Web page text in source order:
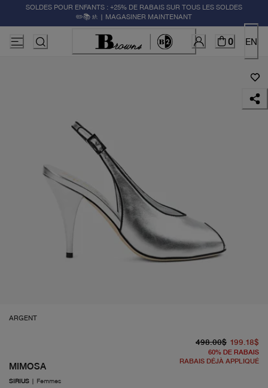
SOLDES POUR ENFANTS : +25% DE RABAIS SUR TOUS LES SOLDES
✏️📚🚸 | MAGASINER MAINTENANT
0 EN
ARGENT
MIMOSA
SIRIUS | Femmes
498.00$ 199.18$
60% DE RABAIS
À
RABAIS DÉJÀ APPLIQUÉ